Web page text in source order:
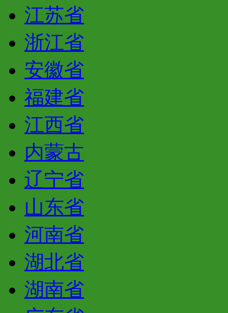
江苏省
浙江省
安徽省
福建省
江西省
内蒙古
辽宁省
山东省
河南省
湖北省
湖南省